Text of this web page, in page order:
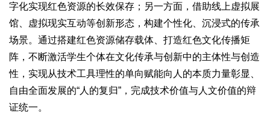
字化实现红色资源的长效保存；另一方面，借助线上虚拟展
馆、虚拟现实互动等创新形态，构建个性化、沉浸式的传承
场景。通过搭建红色资源储存载体、打造红色文化传播矩
阵，不断激活学生个体在文化传承与创新中的主体性与创造
性，实现从技术工具理性的单向赋能向人的本质力量彰显、
自由全面发展的“人的复归”，完成技术价值与人文价值的辩
证统一。